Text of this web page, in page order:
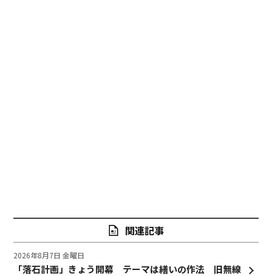
関連記事
「落石計画」きょう開幕 テーマは繕いの作法 旧無線
2026年8月7日 金曜日